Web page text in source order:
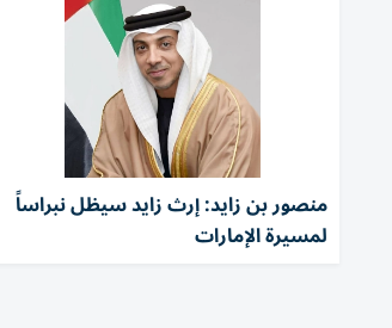
منصور بن زايد: إرث زايد سيظل نبراساً
لمسيرة الإمارات